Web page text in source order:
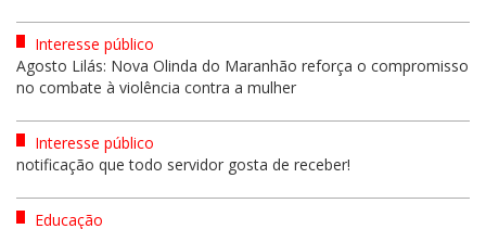
Interesse público
Agosto Lilás: Nova Olinda do Maranhão reforça o compromisso
no combate à violência contra a mulher
Interesse público
notificação que todo servidor gosta de receber!
Educação